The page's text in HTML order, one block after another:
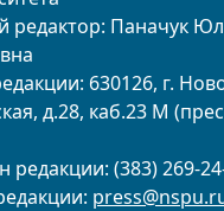
редактор: Паначук
630126, г.
д.28, каб.23 М
редакции: (383) 269-